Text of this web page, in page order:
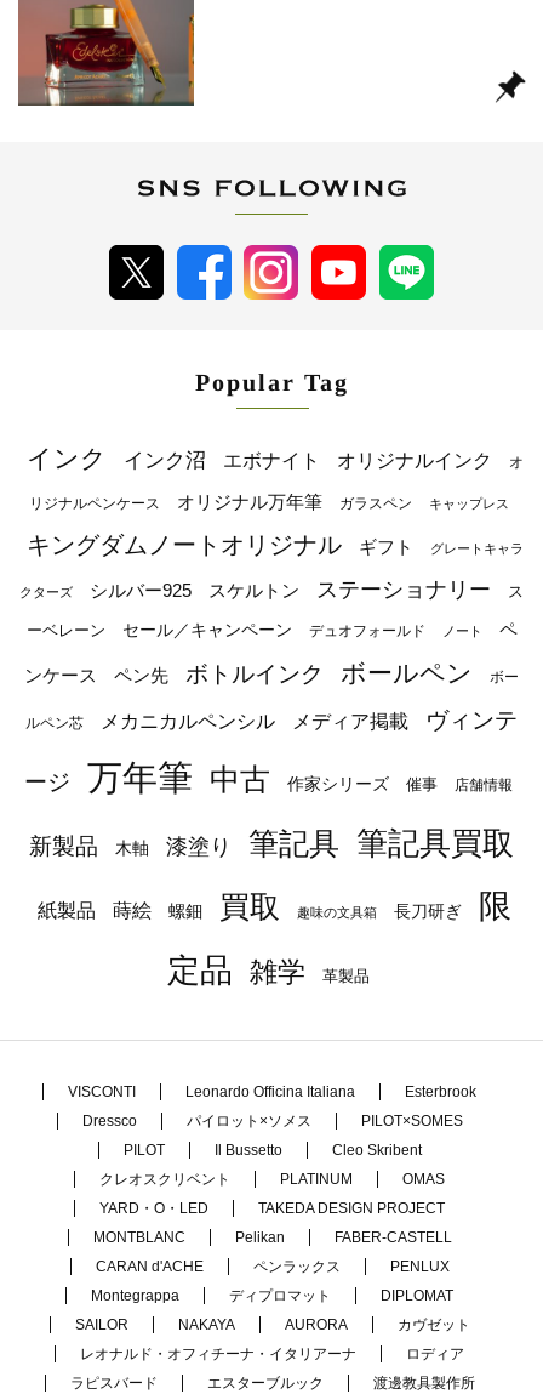
Popular Tag
インク インク沼 エボナイト オリジナルインク オ
リジナルペンケース オリジナル万年筆 ガラスペン キャップレス
キングダムノートオリジナル ギフト グレートキャラ
クターズ シルバー925 スケルトン ステーショナリー ス
ーベレーン セール／キャンペーン デュオフォールド ノート ペ
ンケース ペン先 ボトルインク ボールペン ボー
ルペン芯 メカニカルペンシル メディア掲載 ヴィンテ
ージ 万年筆 中古 作家シリーズ 催事 店舗情報
新製品 木軸 漆塗り 筆記具 筆記具買取
紙製品 蒔絵 螺鈿 買取 趣味の文具箱 長刀研ぎ
限
定品
雑学 革製品
VISCONTI Leonardo Officina Italiana
Esterbrook
Dressco
パイロット×ソメス
PILOT×SOMES
PILOT
Il Bussetto
Cleo Skribent
クレオスクリベント
PLATINUM
OMAS
YARD・O・LED
TAKEDA DESIGN PROJECT
MONTBLANC
Pelikan
FABER-CASTELL
CARAN d'ACHE
ペンラックス
PENLUX
Montegrappa
ディプロマット
DIPLOMAT
SAILOR
NAKAYA AURORA
カヴゼット
レオナルド・オフィチーナ・イタリアーナ
ロディア
ラピスバード
エスターブルック
渡邊教具製作所